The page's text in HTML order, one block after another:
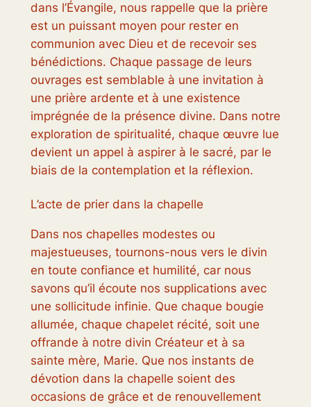
dans l’Évangile, nous rappelle que la prière
est un puissant moyen pour rester en
communion avec Dieu et de recevoir ses
bénédictions. Chaque passage de leurs
ouvrages est semblable à une invitation à
une prière ardente et à une existence
imprégnée de la présence divine. Dans notre
exploration de spiritualité, chaque œuvre lue
devient un appel à aspirer à le sacré, par le
biais de la contemplation et la réflexion.
L’acte de prier dans la chapelle
Dans nos chapelles modestes ou
majestueuses, tournons-nous vers le divin
en toute confiance et humilité, car nous
savons qu’il écoute nos supplications avec
une sollicitude infinie. Que chaque bougie
allumée, chaque chapelet récité, soit une
offrande à notre divin Créateur et à sa
sainte mère, Marie. Que nos instants de
dévotion dans la chapelle soient des
occasions de grâce et de renouvellement